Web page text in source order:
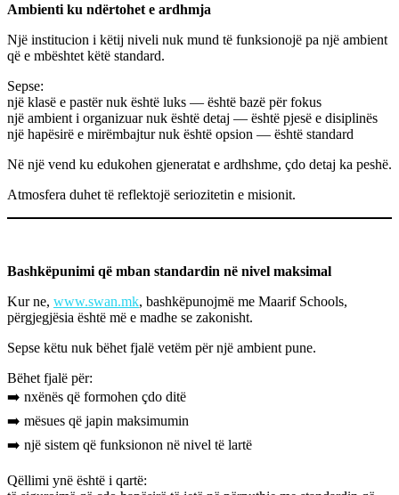
Ambienti ku ndërtohet e ardhmja
Një institucion i këtij niveli nuk mund të funksionojë pa një ambient
që e mbështet këtë standard.
Sepse:
një klasë e pastër nuk është luks — është bazë për fokus
një ambient i organizuar nuk është detaj — është pjesë e disiplinës
një hapësirë e mirëmbajtur nuk është opsion — është standard
Në një vend ku edukohen gjeneratat e ardhshme, çdo detaj ka peshë.
Atmosfera duhet të reflektojë seriozitetin e misionit.
Bashkëpunimi që mban standardin në nivel maksimal
Kur ne, www.swan.mk, bashkëpunojmë me Maarif Schools,
përgjegjësia është më e madhe se zakonisht.
Sepse këtu nuk bëhet fjalë vetëm për një ambient pune.
Bëhet fjalë për:
➡️ nxënës që formohen çdo ditë
➡️ mësues që japin maksimumin
➡️ një sistem që funksionon në nivel të lartë
Qëllimi ynë është i qartë: